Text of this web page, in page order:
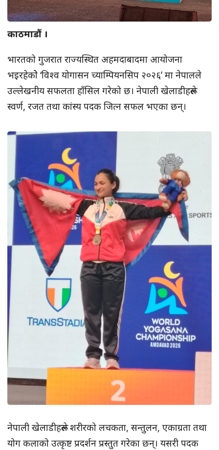
काठमाडौं ।
भारतको गुजरात राज्यस्थित अहमदाबादमा आयोजना
भइरहेकोे ‘विश्व योगासन च्याम्पियनसिप २०२६’ मा नेपालले
उल्लेखनीय सफलता हाँसिल गरेको छ। नेपाली खेलाडीहरूले
स्वर्ण, रजत तथा कांस्य पदक जित्न सफल भएका छन्।
नेपाली खेलाडीहरूले शरीरको लचकता, सन्तुलन, एकाग्रता तथा
योग कलाको उत्कृष्ट प्रदर्शन प्रस्तुत गरेका छन्। यसरी पदक